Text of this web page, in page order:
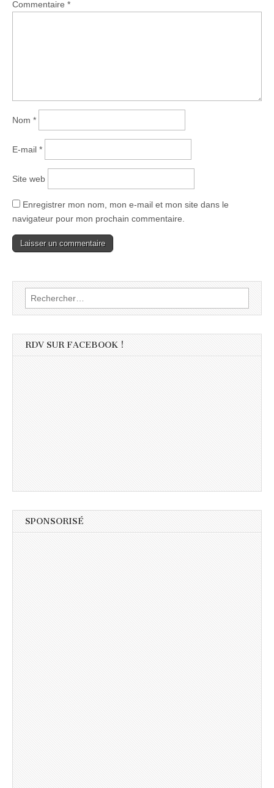
Commentaire *
Nom *
E-mail *
Site web
Enregistrer mon nom, mon e-mail et mon site dans le
navigateur pour mon prochain commentaire.
Rechercher :
RDV SUR FACEBOOK !
SPONSORISÉ